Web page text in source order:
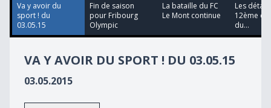
39
seconds
Va y avoir du
sport ! du
03.05.15
Fin de saison
pour Fribourg
Olympic
La bataille du FC
Le Mont continue
Les
12ème
du...
VA Y AVOIR DU SPORT ! DU 03.05.15
03.05.2015